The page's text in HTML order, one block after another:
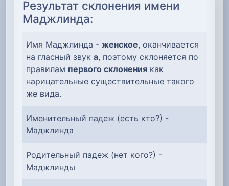
Результат склонения имени
Маджлинда:
Имя Маджлинда - женское, оканчивается
на гласный звук а, поэтому склоняется по
правилам первого склонения как
нарицательные существительные такого
же вида.
Именительный падеж (есть кто?) -
Маджлинда
Родительный падеж (нет кого?) -
Маджлинды